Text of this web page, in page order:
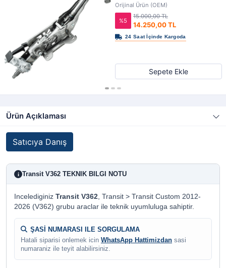
Orijinal Ürün (OEM)
%5 14.250,00 TL
15.000,00 TL
Sepete Ekle
Ürün Açıklaması
Satıcıya Danış
i Transit V362 TEKNIK BILGI NOTU
Incelediginiz Transit V362, Transit > Transit Custom 2012-
2026 (V362) grubu araclar ile teknik uyumluluga sahiptir.
ŞASİ NUMARASI ILE SORGULAMA
Hatali siparisi onlemek icin WhatsApp Hattimizdan sasi
numaraniz ile teyit alabilirsiniz.